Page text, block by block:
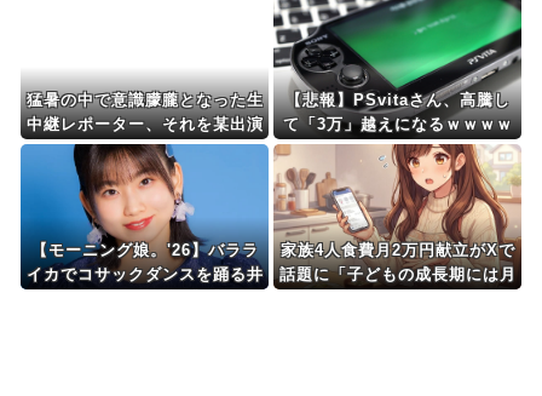
Powered by livedoor 相互RSS
猛暑の中で意識朦朧となった生
中継レポーター、それを某出演
者が爆笑しながら現場レポート
続行を強制する動画が再注目さ
れて……
【悲報】PSvitaさん、高騰し
て「3万」越えになるｗｗｗｗ
ｗ
【モーニング娘。'26】バララ
イカでコサックダンスを踊る井
家族4人食費月2万円献立がXで
話題に「子どもの成長期には月